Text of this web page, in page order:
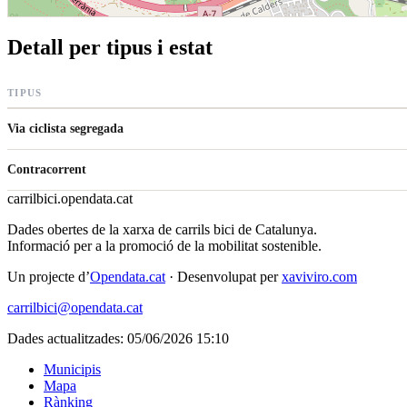
Detall per tipus i estat
TIPUS
Via ciclista segregada
Contracorrent
carrilbici.opendata.cat
Dades obertes de la xarxa de carrils bici de Catalunya.
Informació per a la promoció de la mobilitat sostenible.
Un projecte d’Opendata.cat · Desenvolupat perxaviviro.com
carrilbici@opendata.cat
Dades actualitzades: 05/06/2026 15:10
Municipis
Mapa
Rànking